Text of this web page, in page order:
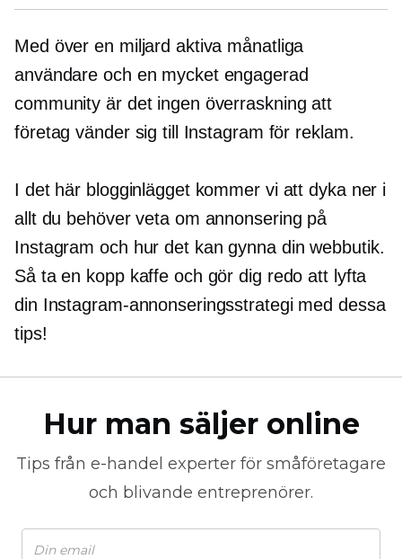
Med över en miljard aktiva månatliga
användare och en mycket engagerad
community är det ingen överraskning att
företag vänder sig till Instagram för reklam.
I det här blogginlägget kommer vi att dyka ner i
allt du behöver veta om annonsering på
Instagram och hur det kan gynna din webbutik.
Så ta en kopp kaffe och gör dig redo att lyfta
din Instagram-annonseringsstrategi med dessa
tips!
Hur man säljer online
Tips från e-handel experter för småföretagare
och blivande entreprenörer.